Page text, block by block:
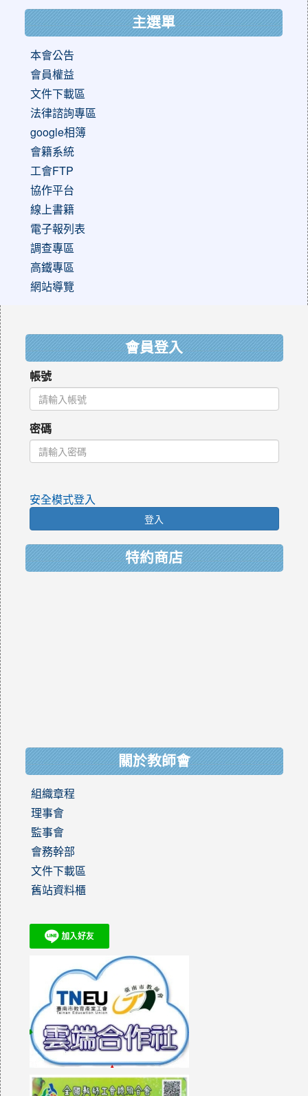
主選單
本會公告
會員權益
文件下載區
法律諮詢專區
google相簿
會籍系統
工會FTP
協作平台
線上書籍
電子報列表
調查專區
高鐵專區
網站導覽
會員登入
帳號
密碼
安全模式登入
登入
特約商店
關於教師會
組織章程
理事會
監事會
會務幹部
文件下載區
舊站資料櫃